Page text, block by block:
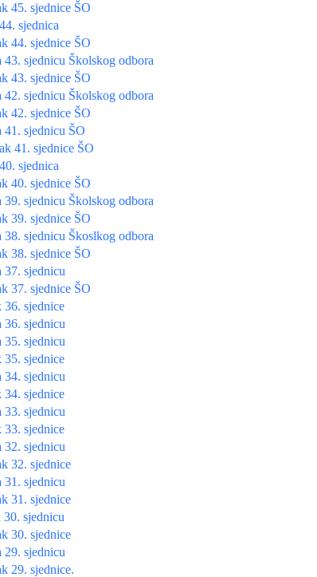
45. sjednice ŠO
sjednica
44. sjednice ŠO
43. sjednicu Školskog odbora
43. sjednice ŠO
42. sjednicu Školskog odbora
42. sjednice ŠO
41. sjednicu ŠO
41. sjednice ŠO
sjednica
40. sjednice ŠO
39. sjednicu Školskog odbora
39. sjednice ŠO
38. sjednicu Škoslkog odbora
38. sjednice ŠO
37. sjednicu
37. sjednice ŠO
36. sjednice
36. sjednicu
35. sjednicu
35. sjednice
34. sjednicu
34. sjednice
33. sjednicu
33. sjednice
32. sjednicu
32. sjednice
31. sjednicu
31. sjednice
30. sjednicu
30. sjednice
29. sjednicu
29. sjednice.